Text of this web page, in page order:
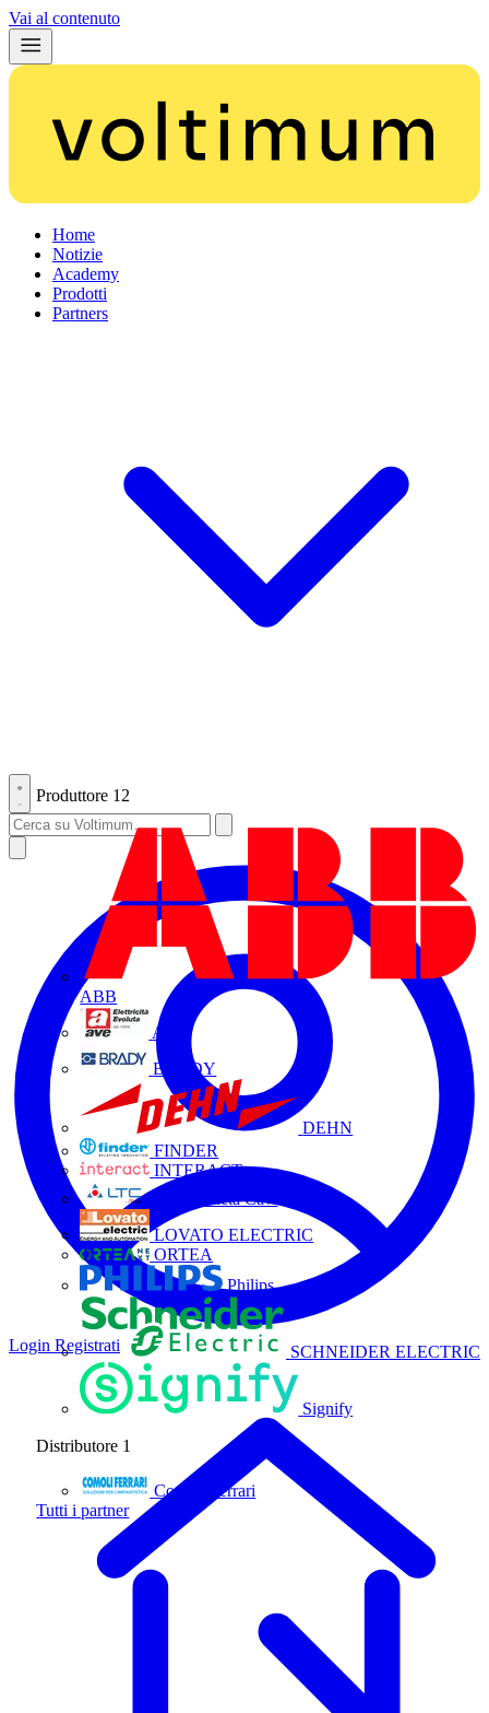
Vai al contenuto
Home
Notizie
Academy
Prodotti
Partners
Produttore 12
ABB
AVE
BRADY
DEHN
FINDER
INTERACT
La Triveneta Cavi
LOVATO ELECTRIC
ORTEA
Philips
SCHNEIDER ELECTRIC
Signify
Distributore 1
Comoli Ferrari
Tutti i partner
Login Registrati